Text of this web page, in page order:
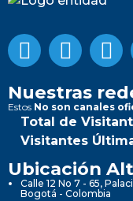
Nuestras
Estos No son canales
Total de
Visitantes
Ubicación
Calle 12 No 7 - 65,
Bogotá - Colombia